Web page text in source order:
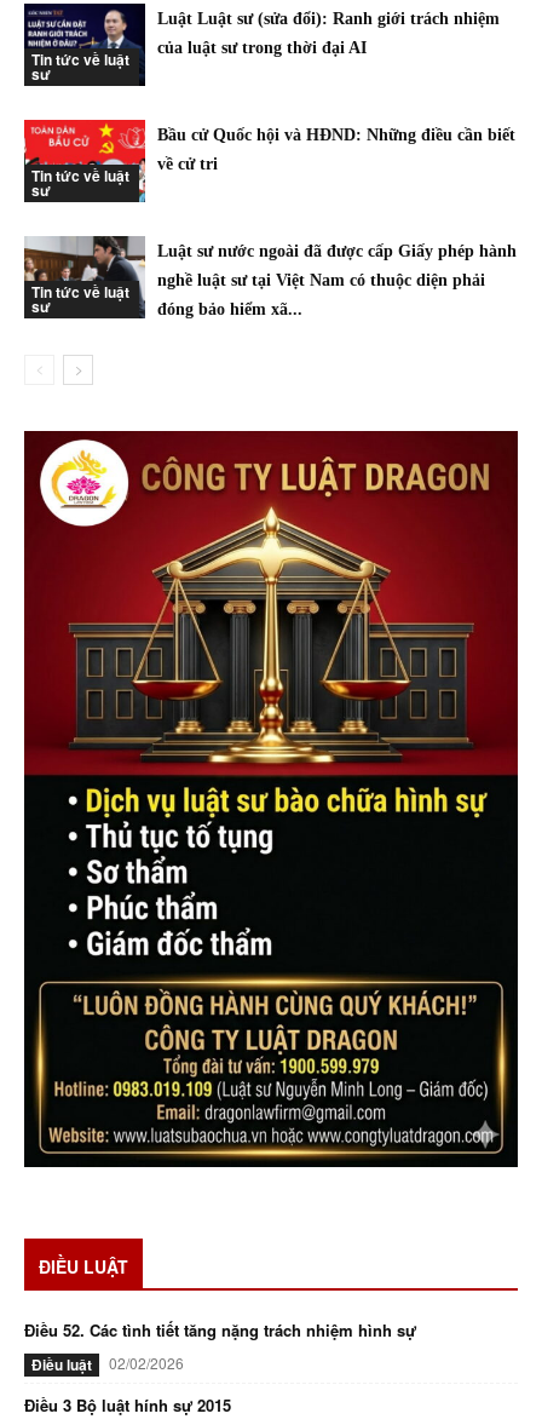
Tin tức về luật
sư
Luật Luật sư (sửa đổi): Ranh giới trách nhiệm
của luật sư trong thời đại AI
Tin tức về luật
sư
Bầu cử Quốc hội và HĐND: Những điều cần biết
về cử tri
Tin tức về luật
sư
Luật sư nước ngoài đã được cấp Giấy phép hành
nghề luật sư tại Việt Nam có thuộc diện phải
đóng bảo hiểm xã...
ĐIỀU LUẬT
Điều 52. Các tình tiết tăng nặng trách nhiệm hình sự
Điều luật 02/02/2026
Điều 3 Bộ luật hính sự 2015